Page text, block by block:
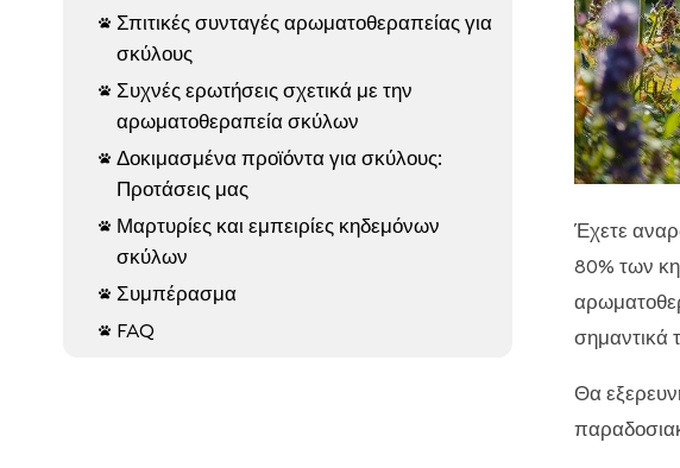
 Σπιτικές συνταγές αρωματοθεραπείας για
σκύλους
 Συχνές ερωτήσεις σχετικά με την
αρωματοθεραπεία σκύλων
 Δοκιμασμένα προϊόντα για σκύλους:
Προτάσεις μας

Μαρτυρίες και εμπειρίες κηδεμόνων
σκύλων
 Συμπέρασμα
 FAQ
Έχετε
80% των
σημαντικά
Θα